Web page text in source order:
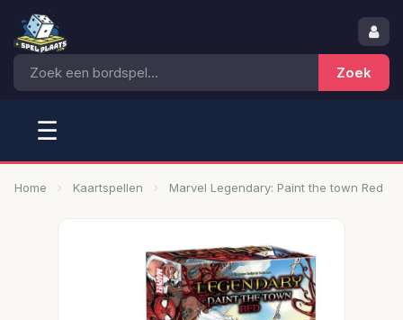
☰
Home Kaartspellen Marvel Legendary: Paint the town Red